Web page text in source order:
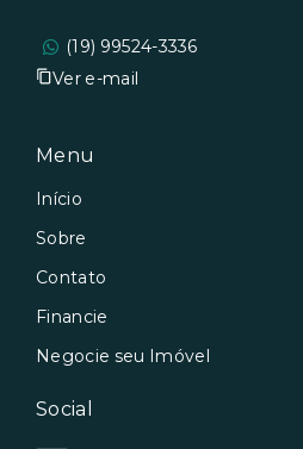
(19) 99524-3336
Ver e-mail
Menu
Início
Sobre
Contato
Financie
Negocie seu Imóvel
Social